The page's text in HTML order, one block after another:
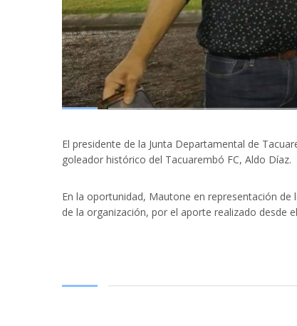
El presidente de la Junta Departamental de
goleador histórico del Tacuarembó FC, Aldo Díaz.
En la oportunidad, Mautone en representación
de la organización, por el aporte realizado desde